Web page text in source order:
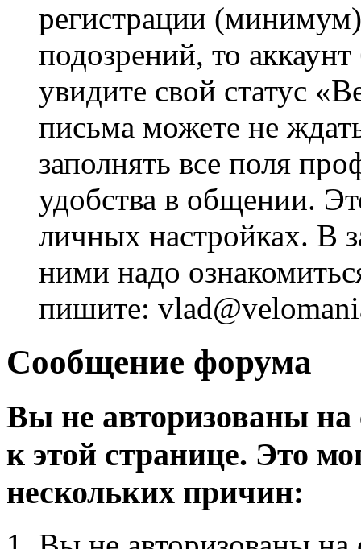
регистрации
подозрений, то
увидите свой статус
письма можете не
заполнять все поля
удобства в общении.
личных настройках. В
ними надо
пишите:
Сообщение форума
Вы не авторизованы на
к этой странице. Это
нескольких причин: